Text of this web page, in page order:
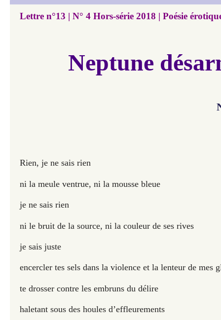
Lettre n°13 | N° 4 Hors-série 2018 | Poésie
Neptune
Rien, je ne sais rien
ni la meule ventrue, ni la mousse bleue
je ne sais rien
ni le bruit de la source, ni la couleur de ses rives
je sais juste
encercler tes sels dans la violence et la lenteur de mes
te drosser contre les embruns du délire
haletant sous des houles d’effleurements